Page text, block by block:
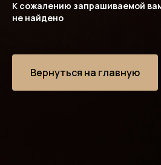
К сожалению запрашиваемой
не найдено
Вернуться на главную